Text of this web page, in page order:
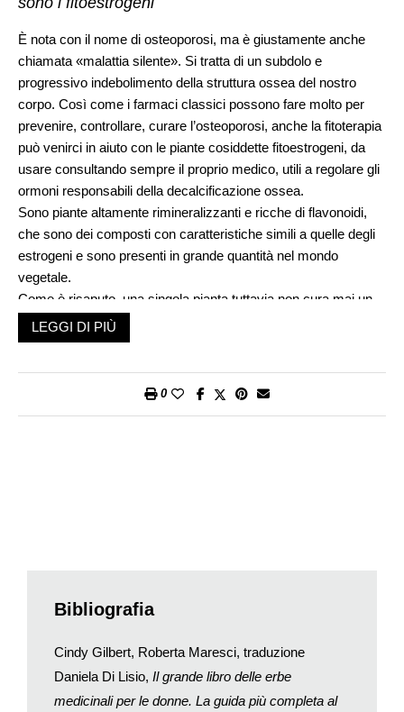
È nota con il nome di osteoporosi, ma è giustamente anche
chiamata «malattia silente». Si tratta di un subdolo e
progressivo indebolimento della struttura ossea del nostro
corpo. Così come i farmaci classici possono fare molto per
prevenire, controllare, curare l’osteoporosi, anche la fitoterapia
può venirci in aiuto con le piante cosiddette fitoestrogeni, da
usare consultando sempre il proprio medico, utili a regolare gli
ormoni responsabili della decalcificazione ossea.
Sono piante altamente rimineralizzanti e ricche di flavonoidi,
che sono dei composti con caratteristiche simili a quelle degli
estrogeni e sono presenti in grande quantità nel mondo
vegetale.
Come è risaputo, una singola pianta tuttavia non cura mai un
disturbo solo: nel suo fitocomplesso vi è la potenzialità di agire
su disturbi ben diversi fra loro, vale a dire che molte
prescrivibili in una pianta sola. Lo aveva ben compreso il
infiammazioni della gola, scabbia e morsi di serpenti velenosi
(per questo era chiamata anche «radice di serpente»). Molti di
questi utilizzi sono stati confermati da studi clinici moderni, e
osteoporosi e disturbi della menopausa, come vampate,
LEGGI DI PIÙ
0
Bibliografia
Cindy Gilbert, Roberta Maresci, traduzione
Daniela Di Lisio, Il grande libro delle erbe
medicinali per le donne. La guida più completa al